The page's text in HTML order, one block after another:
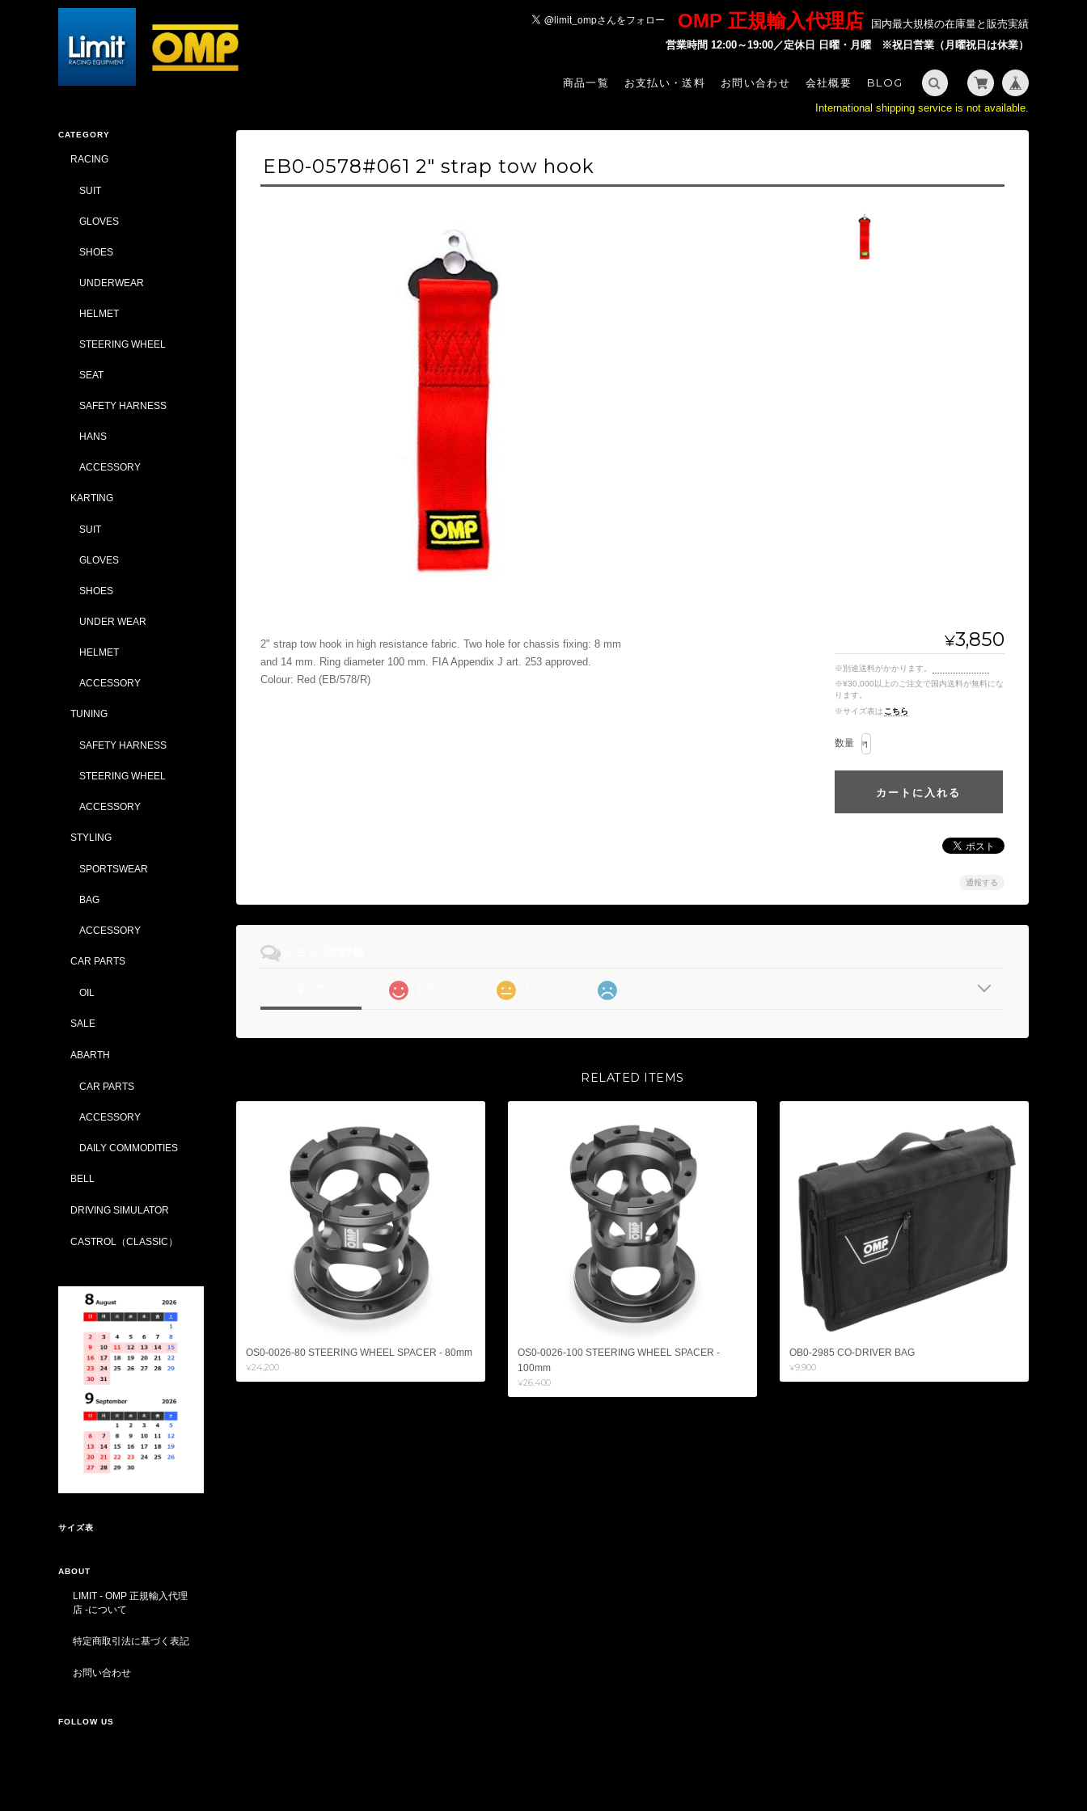
OMP 正規輸入代理店
国内最大規模の在庫量と販売実績
営業時間 12:00～19:00／定休日 日曜・月曜 ※祝日営業（月曜祝日は休業）
商品一覧 お支払い・送料 お問い合わせ 会社概要 BLOG
International shipping service is not available.
EB0-0578#061 2" strap tow hook
2" strap tow hook in high resistance fabric. Two hole for chassis fixing: 8 mm
and 14 mm. Ring diameter 100 mm. FIA Appendix J art. 253 approved.
Colour: Red (EB/578/R)
¥3,850
※別途送料がかかります。
※¥30,000以上のご注文で国内送料が無料にな
ります。
※サイズ表は こちら
数量
通報する
RELATED ITEMS
OS0-0026-80 STEERING WHEEL SPACER - 80mm
¥24,200
OS0-0026-100 STEERING WHEEL SPACER -
100mm
¥26,400
OB0-2985 CO-DRIVER BAG
¥9,900
CATEGORY
RACING
SUIT
GLOVES
SHOES
UNDERWEAR
HELMET
STEERING WHEEL
SEAT
SAFETY HARNESS
HANS
ACCESSORY
KARTING
SUIT
GLOVES
SHOES
UNDER WEAR
HELMET
ACCESSORY
TUNING
SAFETY HARNESS
STEERING WHEEL
ACCESSORY
STYLING
SPORTSWEAR
BAG
ACCESSORY
CAR PARTS
OIL
SALE
ABARTH
CAR PARTS
ACCESSORY
DAILY COMMODITIES
BELL
DRIVING SIMULATOR
CASTROL（CLASSIC）
サイズ表
ABOUT
LIMIT - OMP 正規輸入代理
店 -について
特定商取引法に基づく表記
お問い合わせ
FOLLOW US